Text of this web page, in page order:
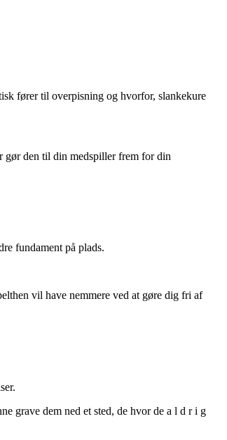
fører til overpisning og hvorfor, slankekure
gør den til din medspiller frem for din
fundament på plads.
vil have nemmere ved at gøre dig fri af
grave dem ned et sted, de hvor de a l d r i g